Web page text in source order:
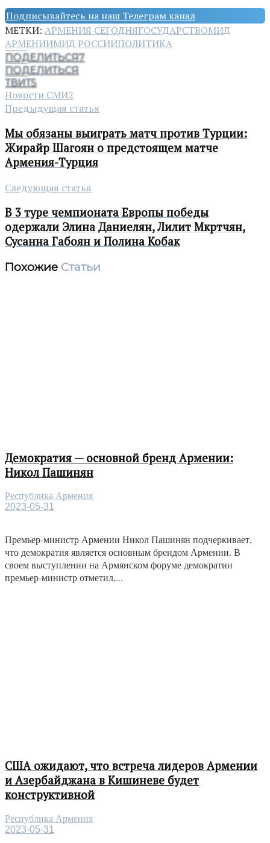
Подписывайтесь на наш Телеграм канал
МЕТКИ: АРМЕНИЯ СЕГОДНЯГОСУДАРСТВОМИД
АРМЕНИИМИД РОССИИПОЛИТИКА
ПОДЕЛИТЬСЯ7
ПОДЕЛИТЬСЯ
ТВИТ5
Новости СМИ2
Предыдущая статья
Мы обязаны выиграть матч против Турции:
Жирайр Шагоян о предстоящем матче
Армения-Турция
Следующая статья
В 3 туре чемпионата Европы победы
одержали Элина Даниелян, Лилит Мкртчян,
Сусанна Габоян и Полина Кобак
Похожие Статьи
Демократия — основной бренд Армении:
Никол Пашинян
Республика Армения
2023-05-31
Премьер-министр Армении Никол Пашинян подчеркивает,
что демократия является основным брендом Армении. В
своем выступлении на Армянском форуме демократии
премьер-министр отметил,...
США ожидают, что встреча лидеров Армении
и Азербайджана в Кишиневе будет
конструктивной
Республика Армения
2023-05-31